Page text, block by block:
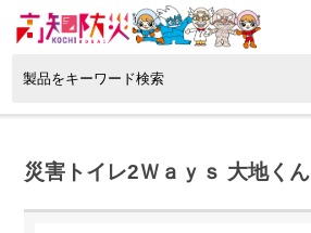
災害トイレ2Ｗａｙｓ 大地くん